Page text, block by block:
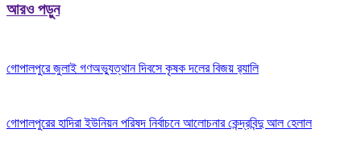
আরও পড়ুন
গোপালপুরে জুলাই গণঅভ্যুত্থান দিবসে কৃষক দলের বিজয় র‍্যালি
গোপালপুরের হাদিরা ইউনিয়ন পরিষদ নির্বাচনে আলোচনার কেন্দ্রবিন্দু আল হেলাল